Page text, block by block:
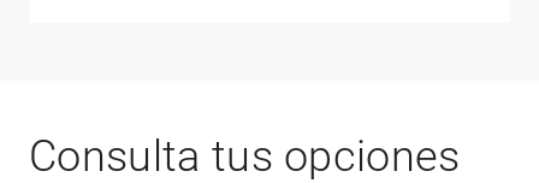
Consulta tus opciones